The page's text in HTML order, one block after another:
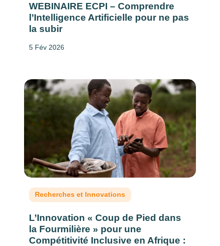
WEBINAIRE ECPI – Comprendre
l’Intelligence Artificielle pour ne pas
la subir
5 Fév 2026
Recherches et Innovations
L’Innovation « Coup de Pied dans
la Fourmilière » pour une
Compétitivité Inclusive en Afrique :